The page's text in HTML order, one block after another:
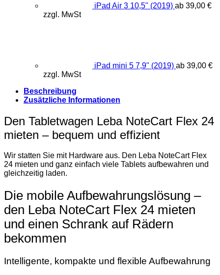
iPad Air 3 10,5" (2019) ab 39,00 €
zzgl. MwSt
iPad mini 5 7,9" (2019) ab 39,00 €
zzgl. MwSt
Beschreibung
Zusätzliche Informationen
Den Tabletwagen Leba NoteCart Flex 24
mieten – bequem und effizient
Wir statten Sie mit Hardware aus. Den Leba NoteCart Flex
24 mieten und ganz einfach viele Tablets aufbewahren und
gleichzeitig laden.
Die mobile Aufbewahrungslösung –
den Leba NoteCart Flex 24 mieten
und einen Schrank auf Rädern
bekommen
Intelligente, kompakte und flexible Aufbewahrung